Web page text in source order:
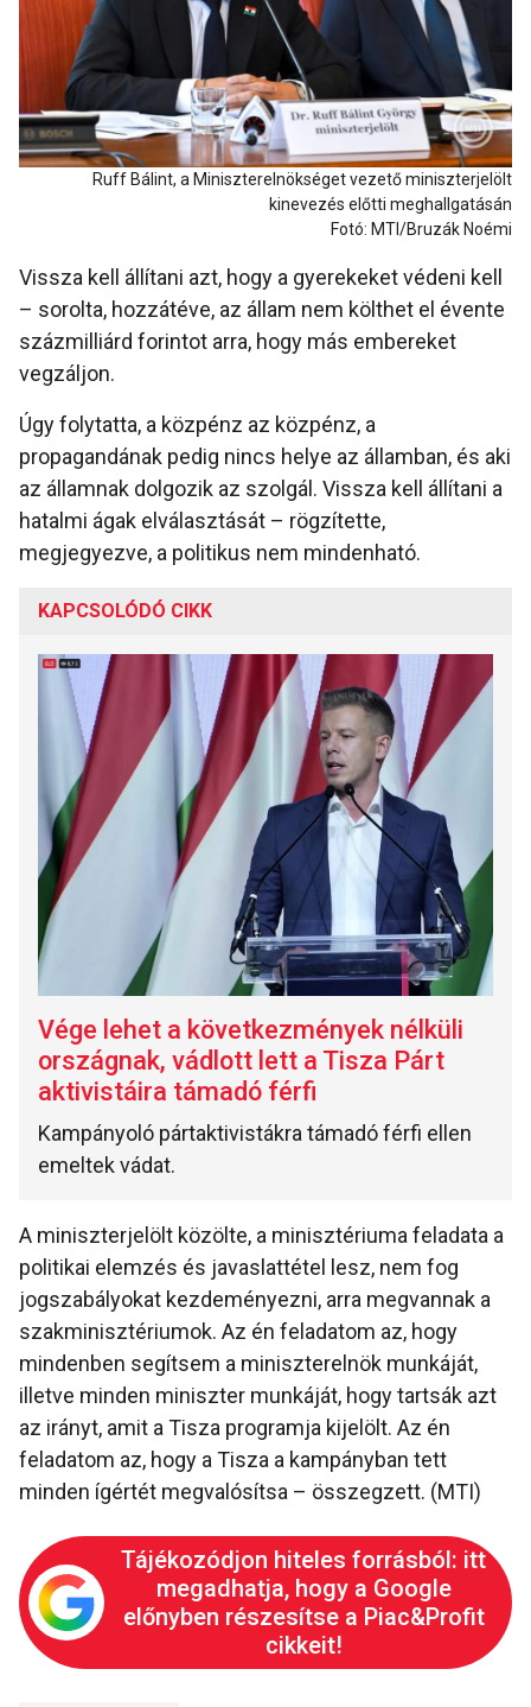
Ruff Bálint, a Miniszterelnökséget vezető miniszterjelölt
kinevezés előtti meghallgatásán
Fotó: MTI/Bruzák Noémi
Vissza kell állítani azt, hogy a gyerekeket védeni kell
– sorolta, hozzátéve, az állam nem költhet el évente
százmilliárd forintot arra, hogy más embereket
vegzáljon.
Úgy folytatta, a közpénz az közpénz, a
propagandának pedig nincs helye az államban, és aki
az államnak dolgozik az szolgál. Vissza kell állítani a
hatalmi ágak elválasztását – rögzítette,
megjegyezve, a politikus nem mindenható.
KAPCSOLÓDÓ CIKK
Vége lehet a következmények nélküli
országnak, vádlott lett a Tisza Párt
aktivistáira támadó férfi
Kampányoló pártaktivistákra támadó férfi ellen
emeltek vádat.
A miniszterjelölt közölte, a minisztériuma feladata a
politikai elemzés és javaslattétel lesz, nem fog
jogszabályokat kezdeményezni, arra megvannak a
szakminisztériumok. Az én feladatom az, hogy
mindenben segítsem a miniszterelnök munkáját,
illetve minden miniszter munkáját, hogy tartsák azt
az irányt, amit a Tisza programja kijelölt. Az én
feladatom az, hogy a Tisza a kampányban tett
minden ígértét megvalósítsa – összegzett. (MTI)
Tájékozódjon hiteles forrásból: itt
megadhatja, hogy a Google
előnyben részesítse a Piac&Profit
cikkeit!